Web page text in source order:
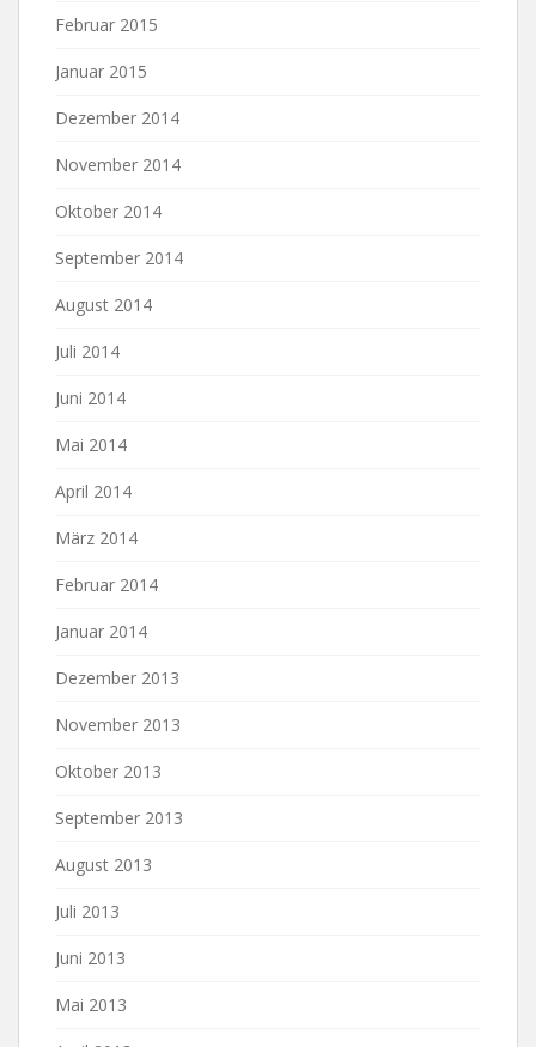
Februar 2015
Januar 2015
Dezember 2014
November 2014
Oktober 2014
September 2014
August 2014
Juli 2014
Juni 2014
Mai 2014
April 2014
März 2014
Februar 2014
Januar 2014
Dezember 2013
November 2013
Oktober 2013
September 2013
August 2013
Juli 2013
Juni 2013
Mai 2013